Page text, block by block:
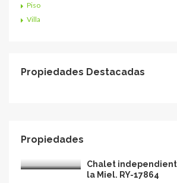
Piso
Villa
Propiedades Destacadas
Propiedades
Chalet
la Miel. RY-17864